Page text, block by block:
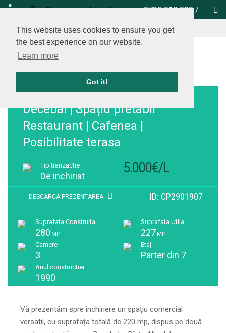
This website uses cookies to ensure you get
the best experience on our website.
Learn more
Got it!
0732 010 000 /
office@imobiliare-herastrau.ro
vezi pe harta
Decebal | Spațiu pretabil
Restaurant | Cafenea |
Posibilitate terasa
Tip tranzactie
De inchiriat
5.000€/L
DESCARCA PREZENTAREA ID: CP2901907
Suprafata Construita
280 MP
Suprafata Utila
227 MP
Camere
3
Etaj
Parter din 7
Anul constructiei
1990
Vă prezentăm spre închiriere un spațiu comercial
versatil, cu suprafața totală de 220 mp, dispus pe două